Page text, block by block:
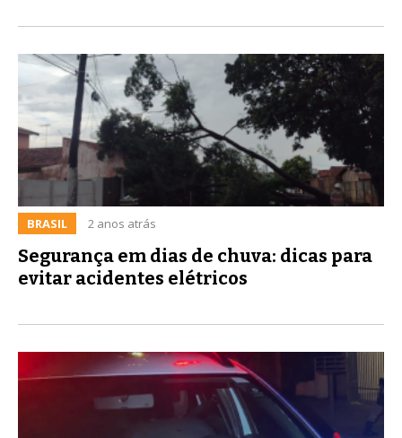
BRASIL 2 anos atrás
Segurança em dias de chuva: dicas para
evitar acidentes elétricos